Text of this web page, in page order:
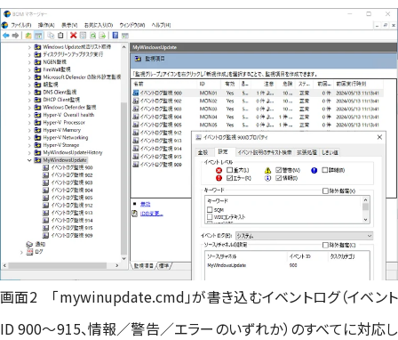
画面2 「mywinupdate.cmd」が書き込むイベントログ（イベント
ID 900～915、情報／警告／エラーのいずれか）のすべてに対応し